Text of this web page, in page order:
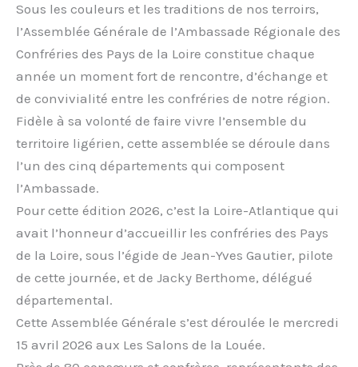
Sous les couleurs et les traditions de nos terroirs,
l’Assemblée Générale de l’Ambassade Régionale des
Confréries des Pays de la Loire constitue chaque
année un moment fort de rencontre, d’échange et
de convivialité entre les confréries de notre région.
Fidèle à sa volonté de faire vivre l’ensemble du
territoire ligérien, cette assemblée se déroule dans
l’un des cinq départements qui composent
l’Ambassade.
Pour cette édition 2026, c’est la Loire-Atlantique qui
avait l’honneur d’accueillir les confréries des Pays
de la Loire, sous l’égide de Jean-Yves Gautier, pilote
de cette journée, et de Jacky Berthome, délégué
départemental.
Cette Assemblée Générale s’est déroulée le mercredi
15 avril 2026 aux Les Salons de la Louée.